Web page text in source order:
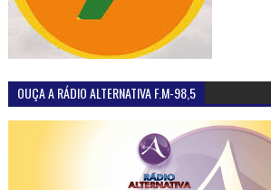
OUÇA A RÁDIO ALTERNATIVA F.M-98,5